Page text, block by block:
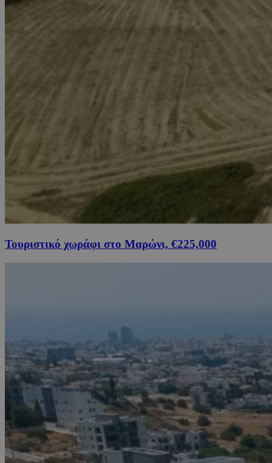
Τουριστικό χωράφι στο Μαρώνι, €225,000